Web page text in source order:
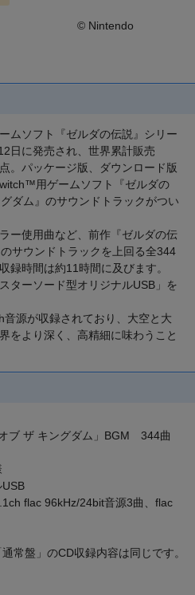
© Nintendo
ムソフト『ゼルダの伝説』シリー
日に発売され、世界累計販売
。パッケージ版、ダウンロード版
用ゲームソフト『ゼルダの
ダム』のサウンドトラックがつい
ー使用曲など、前作『ゼルダの伝
サウンドトラックを上回る全344
録時間は約11時間に及びます。
ターソード型オリジナルUSB」を
源が収録されており、大空と大
をより深く、高精細に味わうこと
ブ ザ キングダム」BGM 344曲
USB
flac 96kHz/24bit音源3曲、flac
常盤」のCD収録内容は同じです。